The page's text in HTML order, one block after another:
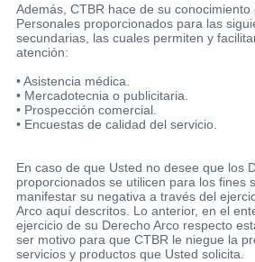
Además, CTBR hace de su
Personales proporcionados para las
secundarias, las cuales permiten y
atención:
• Asistencia médica.
• Mercadotecnia o publicitaria.
• Prospección comercial.
• Encuestas de calidad del servicio.
En caso de que Usted no desee que los
proporcionados se utilicen para los fines
manifestar su negativa a través del
Arco aquí descritos. Lo anterior, en el
ejercicio de su Derecho Arco respecto
ser motivo para que CTBR le niegue la
servicios y productos que Usted solicita.